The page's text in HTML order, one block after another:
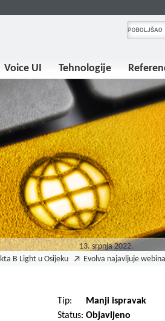
Voice UI Tehnologije
B Light u Osijeku
13. srpnja 2022.
Evolva najavljuje
Tip:
Manji ispravak
Status: Objavljeno